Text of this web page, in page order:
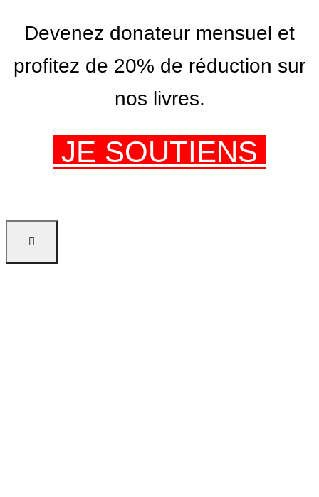
Devenez donateur mensuel et
profitez de 20% de réduction sur
nos livres.
JE SOUTIENS